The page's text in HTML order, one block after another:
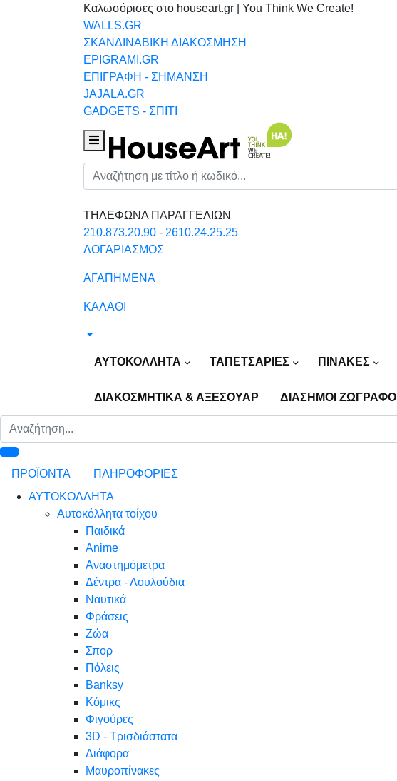
Καλωσόρισες στο houseart.gr | You Think We Create!
WALLS.GR
ΣΚΑΝΔΙΝΑΒΙΚΗ ΔΙΑΚΟΣΜΗΣΗ
EPIGRAMI.GR
ΕΠΙΓΡΑΦΗ - ΣΗΜΑΝΣΗ
JAJALA.GR
GADGETS - ΣΠΙΤΙ
Houseart Menu
Αναζήτηση
ΤΗΛΕΦΩΝΑ ΠΑΡΑΓΓΕΛΙΩΝ
210.873.20.90 - 2610.24.25.25
ΛΟΓΑΡΙΑΣΜΟΣ
ΑΓΑΠΗΜΕΝΑ
ΚΑΛΑΘΙ
ΑΥΤΟΚΟΛΛΗΤΑ ΤΑΠΕΤΣΑΡΙΕΣ ΠΙΝΑΚΕΣ
ΔΙΑΚΟΣΜΗΤΙΚΑ & ΑΞΕΣΟΥΑΡ ΔΙΑΣΗΜΟΙ ΖΩΓΡΑΦΟΙ
ΠΡΟΪΟΝΤΑ
ΠΛΗΡΟΦΟΡΙΕΣ
ΑΥΤΟΚΟΛΛΗΤΑ
Αυτοκόλλητα τοίχου
Παιδικά
Anime
Αναστημόμετρα
Δέντρα - Λουλούδια
Ναυτικά
Φράσεις
Ζώα
Σπορ
Πόλεις
Banksy
Κόμικς
Φιγούρες
3D - Τρισδιάστατα
Διάφορα
Μαυροπίνακες